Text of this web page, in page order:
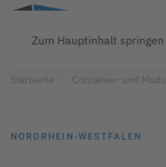
Zum Hauptinhalt springen
Startseite Container- und
NORDRHEIN-WESTFALEN